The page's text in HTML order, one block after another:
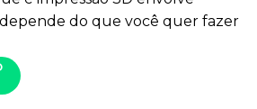
do que você quer fazer